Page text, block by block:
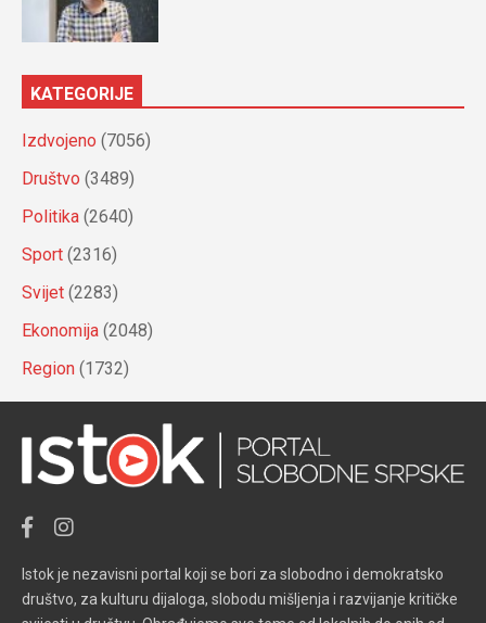
KATEGORIJE
Izdvojeno (7056)
Društvo (3489)
Politika (2640)
Sport (2316)
Svijet (2283)
Ekonomija (2048)
Region (1732)
Istok je nezavisni portal koji se bori za slobodno i demokratsko
društvo, za kulturu dijaloga, slobodu mišljenja i razvijanje kritičke